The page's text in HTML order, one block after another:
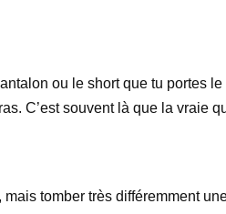
ou le short que tu portes le
C’est souvent là que la vraie
tomber très différemment